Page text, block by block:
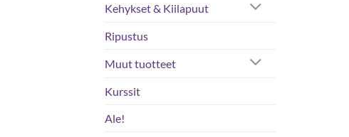
Kehykset & Kiilapuut
Ripustus
Muut tuotteet
Kurssit
Ale!